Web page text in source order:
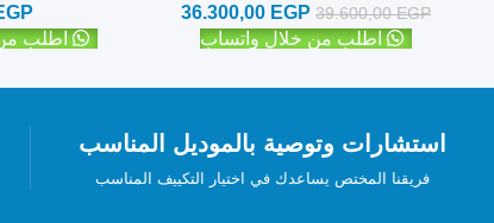
39.600,00EGP
36.300,00 EGP
اطلب من خلال واتساب
اطلب
استشارات وتوصية بالموديل المناسب
فريقنا المختص يساعدك في اختيار التكييف المناسب